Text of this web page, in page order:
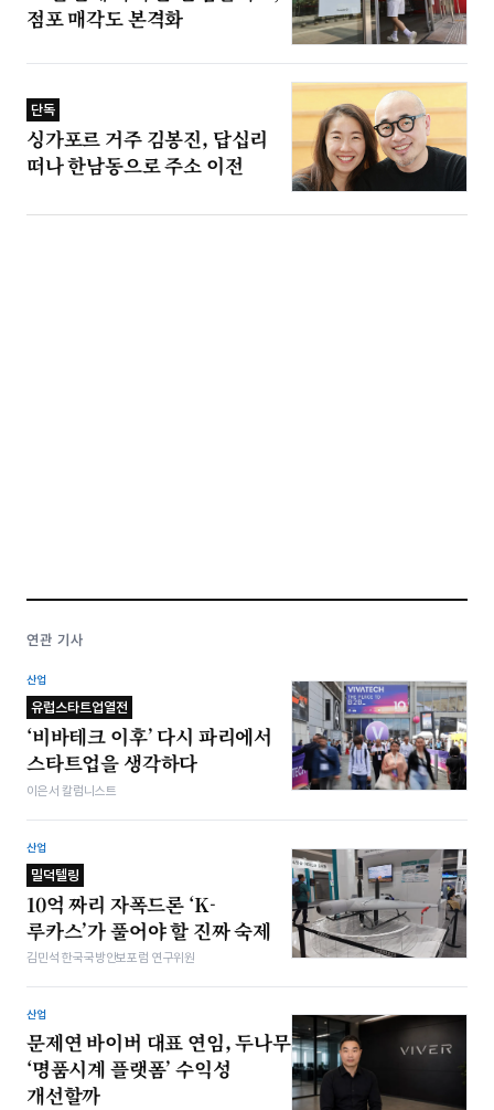
점포 매각도 본격화
단독
싱가포르 거주 김봉진, 답십리
떠나 한남동으로 주소 이전
연관 기사
산업
유럽스타트업열전
‘비바테크 이후’ 다시 파리에서
스타트업을 생각하다
이은서 칼럼니스트
산업
밀덕텔링
10억 짜리 자폭드론 ‘K-
루카스’가 풀어야 할 진짜 숙제
김민석 한국국방안보포럼 연구위원
산업
문제연 바이버 대표 연임, 두나무
‘명품시계 플랫폼’ 수익성
개선할까